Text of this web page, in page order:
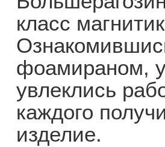
класс
фоамираном,
увлеклись
каждого
изделие.